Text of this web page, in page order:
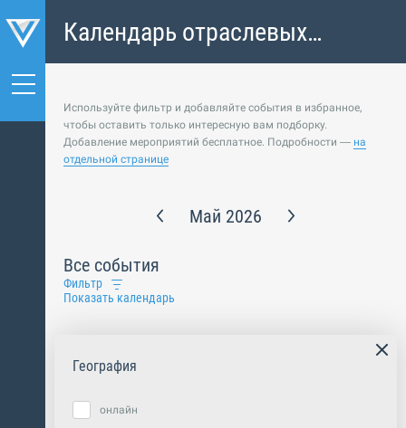
Календарь отраслевых
событий
Используйте фильтр и добавляйте события в избранное,
чтобы оставить только интересную вам подборку.
Добавление мероприятий бесплатное. Подробности — на
отдельной странице
Май 2026
Все события
Фильтр
Показать календарь
География
онлайн